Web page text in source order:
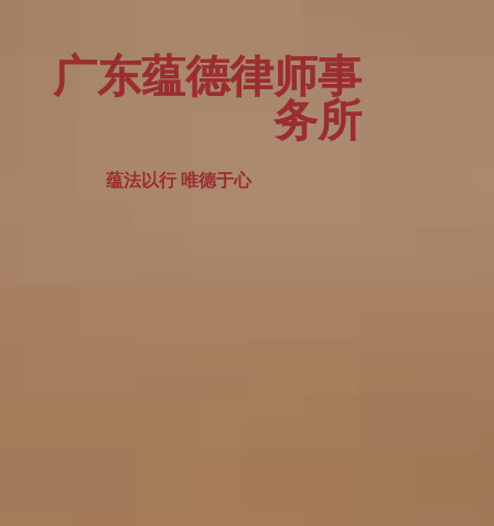
广东蕴德律师事
务所
蕴法以行 唯德于心